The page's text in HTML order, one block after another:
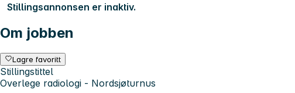
Stillingsannonsen er inaktiv.
Om jobben
Lagre favoritt
Stillingstittel
Overlege radiologi - Nordsjøturnus